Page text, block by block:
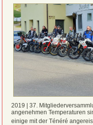
2019 | 37.
angenehmen Temperaturen
einige mit der Ténéré